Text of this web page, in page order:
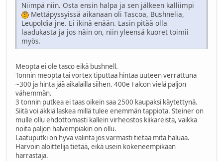
Niimpä niin. Osta ensin halpa ja sen jälkeen kalliimpi
Mettäpyssyissä aikanaan oli Tascoa, Bushnelia,
Leupoldia jne. Ei ikinä enään. Lasin pitää olla
laadukasta ja jos näin on, niin yleensä kuoret toimii
myös.
Meopta ei ole tasco eikä bushnell.
Tonnin meopta tai vortex tiputtaa hintaa uuteen verrattuna
~300 ja hinta jää aikalailla siihen. 400e Falcon vielä paljon
vähemmän.
3 tonnin putkea ei taas oikein saa 2500 kaupaksi käytettynä.
Siitä voi äkkiä laskea millä tulee enemmän tappiota. Steiner on
mulle ollu ehdottomasti kallein virheostos kiikareista, vaikka
noita paljon halvempiakin on ollu.
Laatuputki on hyvä valinta jos varmasti tietää mitä haluaa.
Harvoin aloittelija tietää, eikä usein kokeneempikaan
harrastaja.